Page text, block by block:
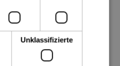
Unklassifizierte